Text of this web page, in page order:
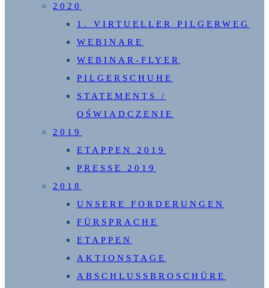
2020
1. VIRTUELLER PILGERWEG
WEBINARE
WEBINAR-FLYER
PILGERSCHUHE
STATEMENTS /
OŚWIADCZENIE
2019
ETAPPEN 2019
PRESSE 2019
2018
UNSERE FORDERUNGEN
FÜRSPRACHE
ETAPPEN
AKTIONSTAGE
ABSCHLUSSBROSCHÜRE